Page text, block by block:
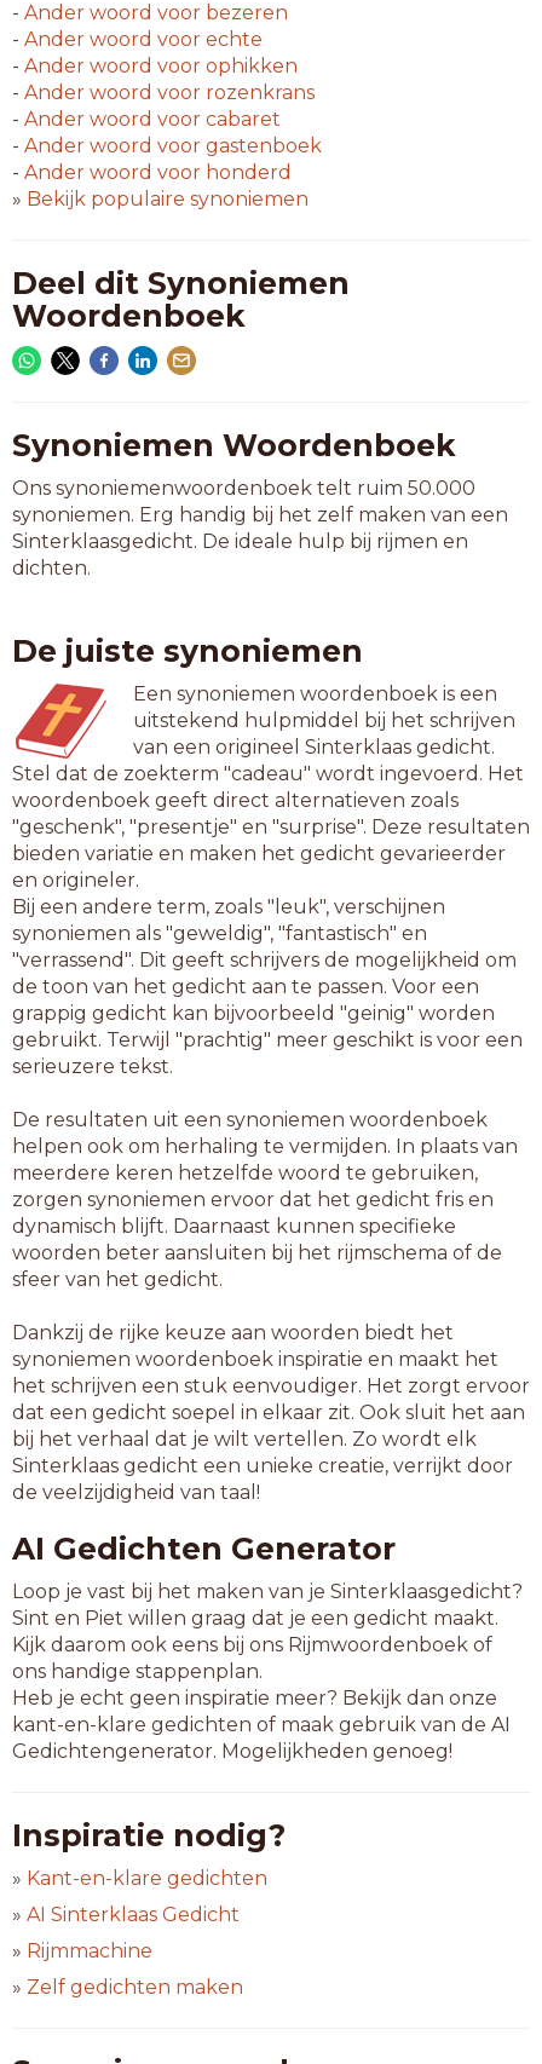
- Ander woord voor bezeren
- Ander woord voor echte
- Ander woord voor ophikken
- Ander woord voor rozenkrans
- Ander woord voor cabaret
- Ander woord voor gastenboek
- Ander woord voor honderd
» Bekijk populaire synoniemen
Deel dit Synoniemen
Woordenboek
Synoniemen Woordenboek
Ons synoniemenwoordenboek telt ruim 50.000
synoniemen. Erg handig bij het zelf maken van een
Sinterklaasgedicht. De ideale hulp bij rijmen en
dichten.
De juiste synoniemen
Een synoniemen woordenboek is een
uitstekend hulpmiddel bij het schrijven
van een origineel Sinterklaas gedicht.
Stel dat de zoekterm "cadeau" wordt ingevoerd. Het
woordenboek geeft direct alternatieven zoals
"geschenk", "presentje" en "surprise". Deze resultaten
bieden variatie en maken het gedicht gevarieerder
en origineler.
Bij een andere term, zoals "leuk", verschijnen
synoniemen als "geweldig", "fantastisch" en
"verrassend". Dit geeft schrijvers de mogelijkheid om
de toon van het gedicht aan te passen. Voor een
grappig gedicht kan bijvoorbeeld "geinig" worden
gebruikt. Terwijl "prachtig" meer geschikt is voor een
serieuzere tekst.
De resultaten uit een synoniemen woordenboek
helpen ook om herhaling te vermijden. In plaats van
meerdere keren hetzelfde woord te gebruiken,
zorgen synoniemen ervoor dat het gedicht fris en
dynamisch blijft. Daarnaast kunnen specifieke
woorden beter aansluiten bij het rijmschema of de
sfeer van het gedicht.
Dankzij de rijke keuze aan woorden biedt het
synoniemen woordenboek inspiratie en maakt het
het schrijven een stuk eenvoudiger. Het zorgt ervoor
dat een gedicht soepel in elkaar zit. Ook sluit het aan
bij het verhaal dat je wilt vertellen. Zo wordt elk
Sinterklaas gedicht een unieke creatie, verrijkt door
de veelzijdigheid van taal!
AI Gedichten Generator
Loop je vast bij het maken van je Sinterklaasgedicht?
Sint en Piet willen graag dat je een gedicht maakt.
Kijk daarom ook eens bij ons Rijmwoordenboek of
ons handige stappenplan.
Heb je echt geen inspiratie meer? Bekijk dan onze
kant-en-klare gedichten of maak gebruik van de AI
Gedichtengenerator. Mogelijkheden genoeg!
Inspiratie nodig?
» Kant-en-klare gedichten
» AI Sinterklaas Gedicht
» Rijmmachine
» Zelf gedichten maken